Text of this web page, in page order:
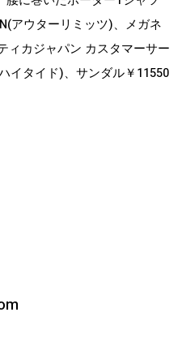
アウターリミッツ)、メガネ
ィカジャパン カスタマーサー
イタイド)、サンダル￥11550